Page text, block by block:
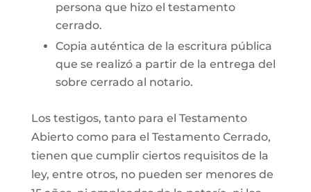
persona que hizo el testamento
cerrado.
Copia auténtica de la escritura pública
que se realizó a partir de la entrega del
sobre cerrado al notario.
Los testigos, tanto para el Testamento
Abierto como para el Testamento Cerrado,
tienen que cumplir ciertos requisitos de la
ley, entre otros, no pueden ser menores de